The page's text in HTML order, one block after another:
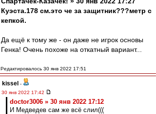
Куэста.178 см.это че за защитник???метр с
кепкой.
Да ещё к тому же - он даже не игрок основы
Генка! Очень похоже на откатный вариант...
Редактировалось 30 янв 2022 17:51
kissel -
30 янв 2022 17:42
doctor3006 » 30 янв 2022 17:12
И Медведев сам же всё слил(((